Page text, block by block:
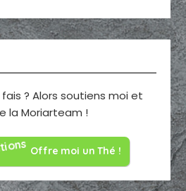
? Alors soutiens moi et
la Moriarteam !
Offre moi un Thé !